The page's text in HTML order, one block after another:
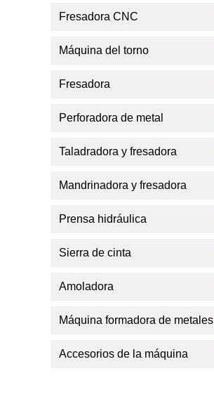
Fresadora CNC
Máquina del torno
Fresadora
Perforadora de metal
Taladradora y fresadora
Mandrinadora y fresadora
Prensa hidráulica
Sierra de cinta
Amoladora
Máquina formadora de metales
Accesorios de la máquina